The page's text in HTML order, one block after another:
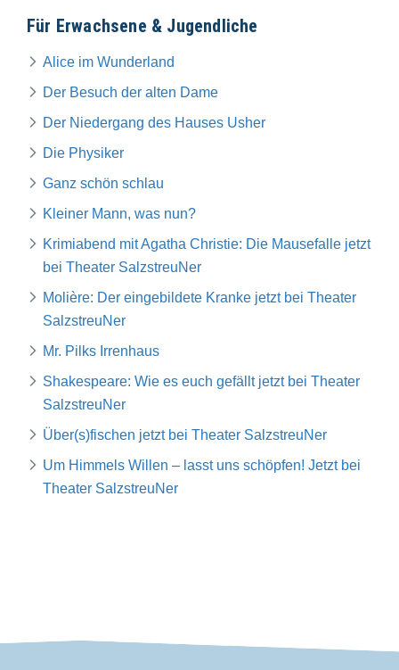
Für Erwachsene & Jugendliche
Alice im Wunderland
Der Besuch der alten Dame
Der Niedergang des Hauses Usher
Die Physiker
Ganz schön schlau
Kleiner Mann, was nun?
Krimiabend mit Agatha Christie: Die Mausefalle jetzt
bei Theater SalzstreuNer
Molière: Der eingebildete Kranke jetzt bei Theater
SalzstreuNer
Mr. Pilks Irrenhaus
Shakespeare: Wie es euch gefällt jetzt bei Theater
SalzstreuNer
Über(s)fischen jetzt bei Theater SalzstreuNer
Um Himmels Willen – lasst uns schöpfen! Jetzt bei
Theater SalzstreuNer